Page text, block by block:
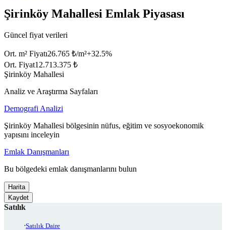
Şirinköy Mahallesi Emlak Piyasası
Güncel fiyat verileri
Ort. m² Fiyatı26.765 ₺/m²+32.5%
Ort. Fiyat12.713.375 ₺
Şirinköy Mahallesi
Analiz ve Araştırma Sayfaları
Demografi Analizi
Şirinköy Mahallesi bölgesinin nüfus, eğitim ve sosyoekonomik
yapısını inceleyin
Emlak Danışmanları
Bu bölgedeki emlak danışmanlarını bulun
Harita
Kaydet
Satılık
Satılık Daire